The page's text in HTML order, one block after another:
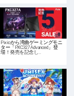
Pixioから湾曲ゲーミングモニ
ター「PXC327 Advanced」登
場！発売を記念し…